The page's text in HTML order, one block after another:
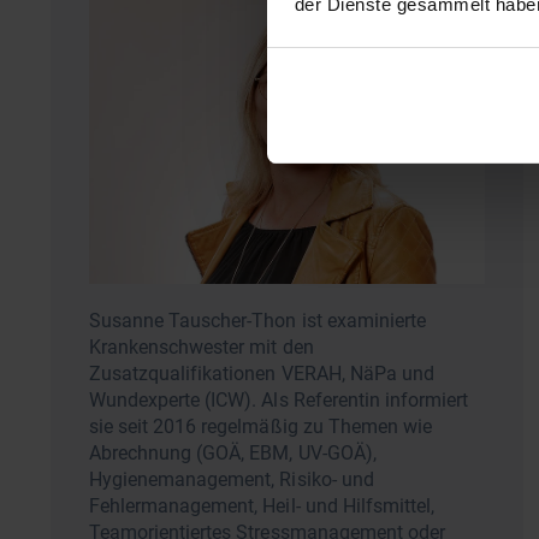
der Dienste gesammelt
Susanne Tauscher-Thon ist examinierte
Krankenschwester mit den
Zusatzqualifikationen VERAH, NäPa und
Wundexperte (ICW). Als Referentin informiert
sie seit 2016 regelmäßig zu Themen wie
Abrechnung (GOÄ, EBM, UV-GOÄ),
Hygienemanagement, Risiko- und
Fehlermanagement, Heil- und Hilfsmittel,
Teamorientiertes Stressmanagement oder